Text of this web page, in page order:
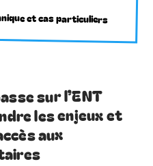
et cas particuliers
sur l’ENT
les enjeux et
aux